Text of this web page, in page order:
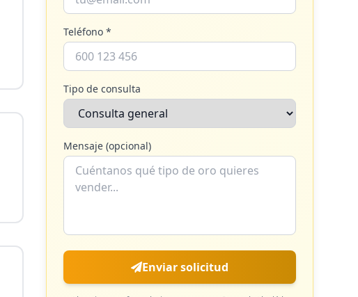
Teléfono *
Tipo de consulta
Mensaje (opcional)
Enviar solicitud